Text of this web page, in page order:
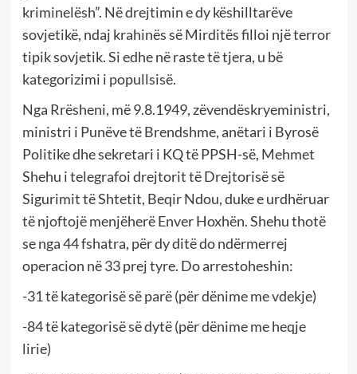
kriminelësh”. Në drejtimin e dy këshilltarëve
sovjetikë, ndaj krahinës së Mirditës filloi një terror
tipik sovjetik. Si edhe në raste të tjera, u bë
kategorizimi i popullsisë.
Nga Rrësheni, më 9.8.1949, zëvendëskryeministri,
ministri i Punëve të Brendshme, anëtari i Byrosë
Politike dhe sekretari i KQ të PPSH-së, Mehmet
Shehu i telegrafoi drejtorit të Drejtorisë së
Sigurimit të Shtetit, Beqir Ndou, duke e urdhëruar
të njoftojë menjëherë Enver Hoxhën. Shehu thotë
se nga 44 fshatra, për dy ditë do ndërmerrej
operacion në 33 prej tyre. Do arrestoheshin:
-31 të kategorisë së parë (për dënime me vdekje)
-84 të kategorisë së dytë (për dënime me heqje
lirie)